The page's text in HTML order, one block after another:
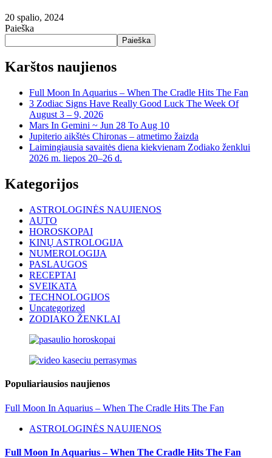
20 spalio, 2024
Paieška
Paieška
Karštos naujienos
Full Moon In Aquarius – When The Cradle Hits The Fan
3 Zodiac Signs Have Really Good Luck The Week Of
August 3 – 9, 2026
Mars In Gemini ~ Jun 28 To Aug 10
Jupiterio aikštės Chironas – atmetimo žaizda
Laimingiausia savaitės diena kiekvienam Zodiako ženklui
2026 m. liepos 20–26 d.
Kategorijos
ASTROLOGINĖS NAUJIENOS
AUTO
HOROSKOPAI
KINŲ ASTROLOGIJA
NUMEROLOGIJA
PASLAUGOS
RECEPTAI
SVEIKATA
TECHNOLOGIJOS
Uncategorized
ZODIAKO ŽENKLAI
Populiariausios naujienos
Full Moon In Aquarius – When The Cradle Hits The Fan
ASTROLOGINĖS NAUJIENOS
Full Moon In Aquarius – When The Cradle Hits The Fan